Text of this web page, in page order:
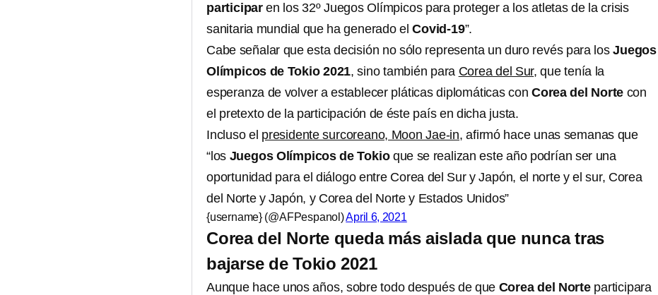
participaren los 32º Juegos Olímpicos para proteger a los atletas de la crisis
sanitaria mundial que ha generado elCovid-19”.
Cabe señalar que esta decisión no sólo representa un duro revés para losJuegos
Olímpicos de Tokio 2021, sino también para Corea del Sur, que tenía la
esperanza de volver a establecer pláticas diplomáticas con Corea del Norte con
el pretexto de la participación de éste país en dicha justa.
Incluso el presidente surcoreano, Moon Jae-in, afirmó hace unas semanas que
“los Juegos Olímpicos de Tokioque se realizan este año podrían ser una
oportunidad para el diálogo entre Corea del Sur y Japón, el norte y el sur, Corea
del Norte y Japón, y Corea del Norte y Estados Unidos”
{username} (@AFPespanol)April 6, 2021
Corea del Norte queda más aislada que nunca tras
bajarse de Tokio 2021
Aunque hace unos años, sobre todo después de que Corea del Norteparticipara